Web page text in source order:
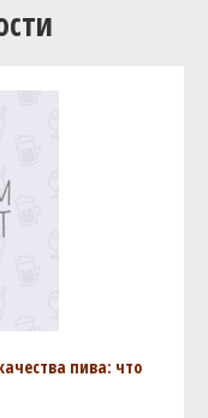
пива: что